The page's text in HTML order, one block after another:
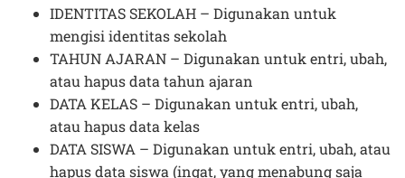
IDENTITAS SEKOLAH – Digunakan untuk
mengisi identitas sekolah
TAHUN AJARAN – Digunakan untuk entri, ubah,
atau hapus data tahun ajaran
DATA KELAS – Digunakan untuk entri, ubah,
atau hapus data kelas
DATA SISWA – Digunakan untuk entri, ubah, atau
hapus data siswa (ingat, yang menabung saja